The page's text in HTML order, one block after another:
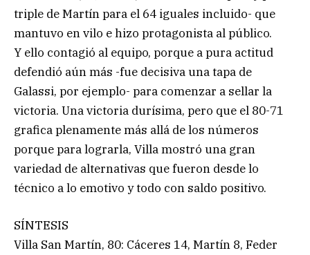
triple de Martín para el 64 iguales incluido- que
mantuvo en vilo e hizo protagonista al público.
Y ello contagió al equipo, porque a pura actitud
defendió aún más -fue decisiva una tapa de
Galassi, por ejemplo- para comenzar a sellar la
victoria. Una victoria durísima, pero que el 80-71
grafica plenamente más allá de los números
porque para lograrla, Villa mostró una gran
variedad de alternativas que fueron desde lo
técnico a lo emotivo y todo con saldo positivo.
SÍNTESIS
Villa San Martín, 80: Cáceres 14, Martín 8, Feder